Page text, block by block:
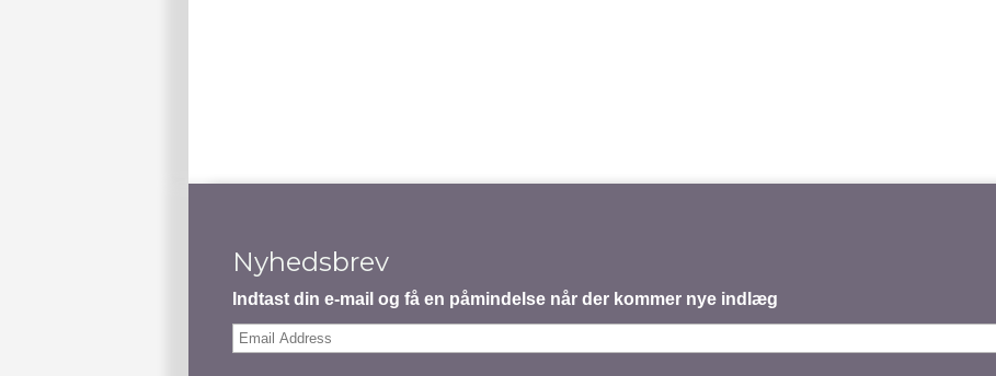
Nyhedsbrev
Indtast din e-mail og få en påmindelse når der kommer nye indlæg
Email